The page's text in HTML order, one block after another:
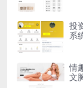
投
系
情
文